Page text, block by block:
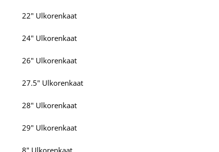
22" Ulkorenkaat
24" Ulkorenkaat
26" Ulkorenkaat
27.5" Ulkorenkaat
28" Ulkorenkaat
29" Ulkorenkaat